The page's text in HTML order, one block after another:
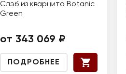
Слэб из кварцита Botanic
Green
от 343 069 ₽
ПОДРОБНЕЕ